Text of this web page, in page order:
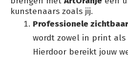
kunstenaars zoals jij.
Professionele
wordt zowel in print
Hierdoor bereikt jouw